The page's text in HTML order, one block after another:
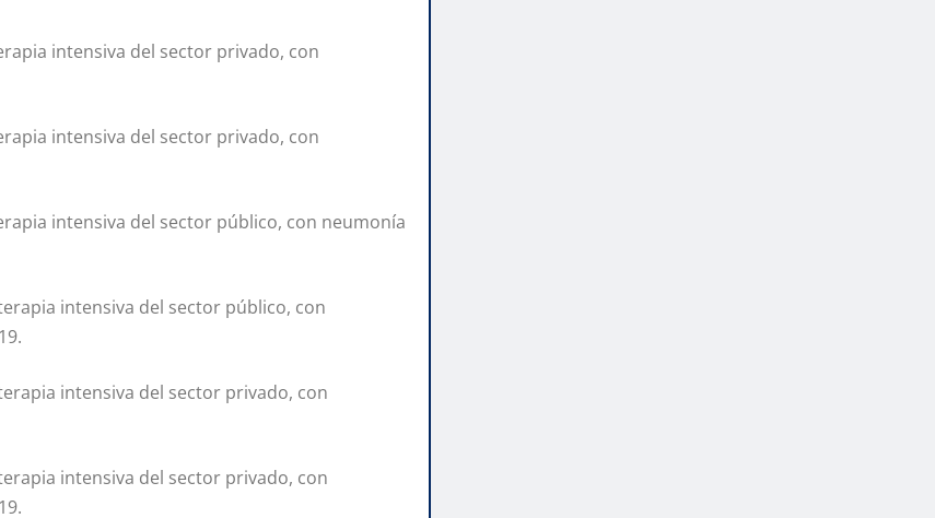
intensiva del sector privado, con
intensiva del sector privado, con
intensiva del sector público, con neumonía
intensiva del sector público, con
intensiva del sector privado, con
intensiva del sector privado, con